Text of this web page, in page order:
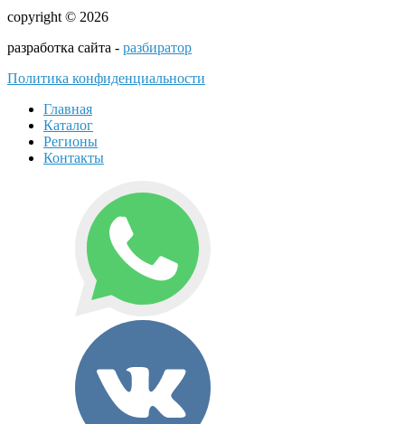
copyright © 2026
разработка сайта - разбиратор
Политика конфиденциальности
Главная
Каталог
Регионы
Контакты